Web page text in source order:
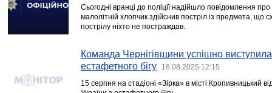
Сьогодні вранці до поліції надійшло повідомлення
малолітній хлопчик здійснив постріл із предмета, що
пострілу ніхто не постраждав.
Команда Чернігівщини успішно виступила
естафетного бігу
18.08.2025 12:15
15 серпня на стадіоні «Зірка» в місті Кропивницький